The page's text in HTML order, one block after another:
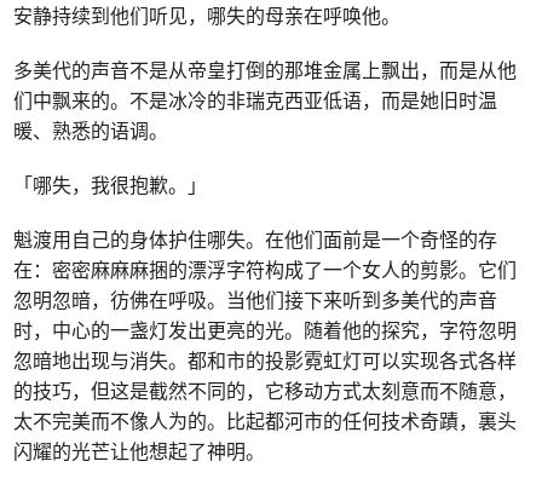
安静持续到他们听见，哪失的母亲在呼唤他。
多美代的声音不是从帝皇打倒的那堆金属上飘出，而是从他
们中飘来的。不是冰冷的非瑞克西亚低语，而是她旧时温
暖、熟悉的语调。
「哪失，我很抱歉。」
魁渡用自己的身体护住哪失。在他们面前是一个奇怪的存
在：密密麻麻麻捆的漂浮字符构成了一个女人的剪影。它们
忽明忽暗，彷佛在呼吸。当他们接下来听到多美代的声音
时，中心的一盏灯发出更亮的光。随着他的探究，字符忽明
忽暗地出现与消失。都和市的投影霓虹灯可以实现各式各样
的技巧，但这是截然不同的，它移动方式太刻意而不随意，
太不完美而不像人为的。比起都河市的任何技术奇蹟，裏头
闪耀的光芒让他想起了神明。